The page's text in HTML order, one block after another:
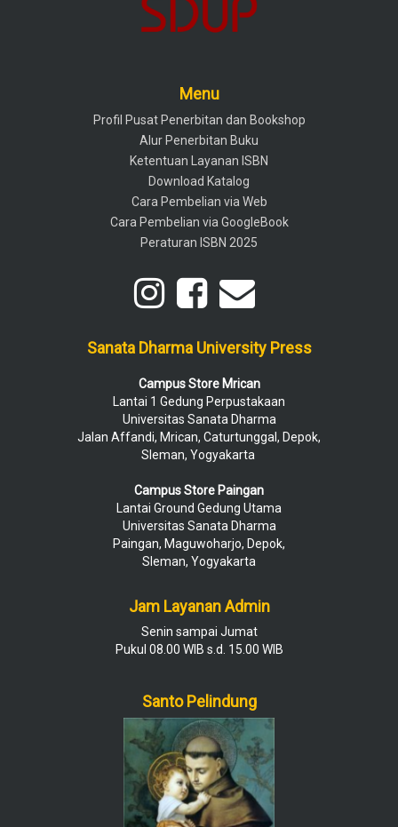
Menu
Profil Pusat Penerbitan dan Bookshop
Alur Penerbitan Buku
Ketentuan Layanan ISBN
Download Katalog
Cara Pembelian via Web
Cara Pembelian via GoogleBook
Peraturan ISBN 2025
Sanata Dharma University Press
Campus Store Mrican
Lantai 1 Gedung Perpustakaan
Universitas Sanata Dharma
Jalan Affandi, Mrican, Caturtunggal, Depok,
Sleman, Yogyakarta
Campus Store Paingan
Lantai Ground Gedung Utama
Universitas Sanata Dharma
Paingan, Maguwoharjo, Depok,
Sleman, Yogyakarta
Jam Layanan Admin
Senin sampai Jumat
Pukul 08.00 WIB s.d. 15.00 WIB
Santo Pelindung